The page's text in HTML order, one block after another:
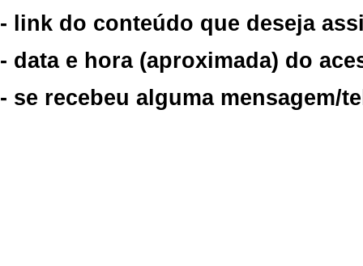
- link do conteúdo que deseja
- data e hora (aproximada) do
- se recebeu alguma mensagem/